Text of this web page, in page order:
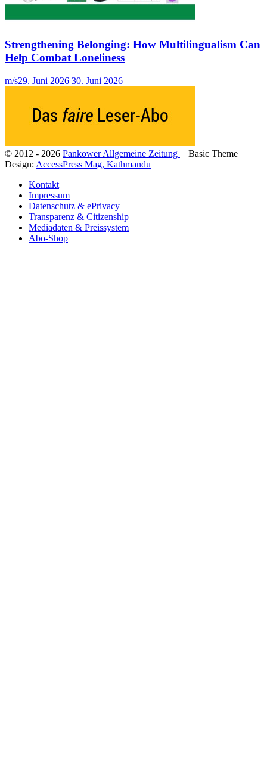
Strengthening Belonging: How Multilingualism Can
Help Combat Loneliness
m/s29. Juni 2026 30. Juni 2026
© 2012 - 2026 Pankower Allgemeine Zeitung | | Basic Theme
Design: AccessPress Mag, Kathmandu
Kontakt
Impressum
Datenschutz & ePrivacy
Transparenz & Citizenship
Mediadaten & Preissystem
Abo-Shop